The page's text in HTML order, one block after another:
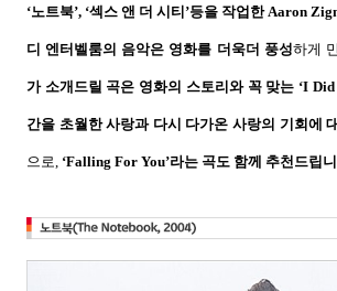
‘노트북’, ‘섹스 앤 더 시티 ’등을 작업한Aaron
디 엔터벨룸의 음악은 영화를 더욱더 풍성하게
가 소개드릴 곡은 영화의 스토리와 꼭 맞는 ‘I
간을 초월한 사랑과 다시 다가온 사랑의 기회에
으로, ‘Falling For You’라는 곡도 함께 추천드립